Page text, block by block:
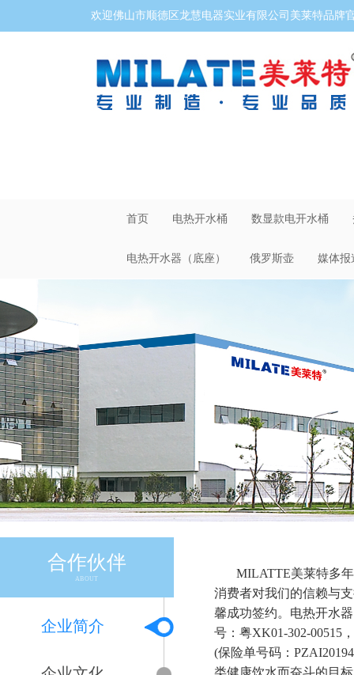
欢迎佛山市顺德区龙慧电器实业有限公司美莱特品牌
首页 电热开水桶 数显款电开水桶
电热开水器（底座） 俄罗斯壶 媒体报
合作伙伴
ABOUT
企业简介
MILATTE美莱特多
消费者对我们的信赖与
馨成功签约。电热开水
号：粤XK01-302-00515
(保险单号码：